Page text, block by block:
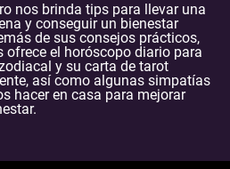
nos brinda tips para llevar una
y conseguir un bienestar
de sus consejos prácticos,
ofrece el horóscopo diario para
y su carta de tarot
así como algunas simpatías
hacer en casa para mejorar